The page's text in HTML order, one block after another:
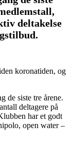
deltakelse
koronatiden, og
de siste tre årene.
deltagere på
har et godt
open water –